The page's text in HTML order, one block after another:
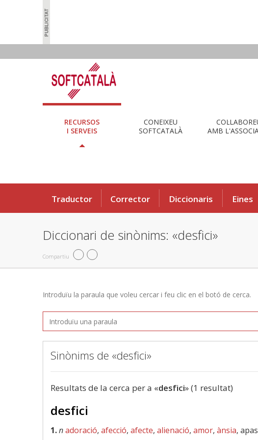
RECURSOS
I SERVEIS
CONEIXEU
SOFTCATALÀ
AMB
Traductor Corrector Diccionaris Eines
Diccionari de sinònims: «desfici»
Compartiu
Introduïu la paraula que voleu cercar i feu clic en el botó de cerca.
Sinònims de «desfici»
Resultats de la cerca per a «desfici» (1 resultat)
desfici
1.nadoració, afecció, afecte, alienació, amor, ànsia,